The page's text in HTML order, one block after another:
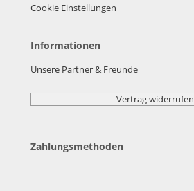
Cookie Einstellungen
Informationen
Unsere Partner & Freunde
Vertrag widerrufen
Zahlungsmethoden